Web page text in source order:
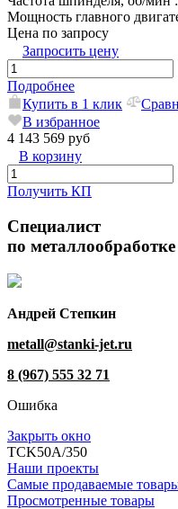
Мощность главного
Цена по запросу
Запросить цену
Подробнее
Купить в 1 клик
В избранное
4 143 569 руб
В корзину
Получить КП
Специалист
по металлообработке
Андрей Степкин
metall@stanki-jet.ru
8 (967) 555 32 71
Ошибка
Закрыть окно
TCK50A/350
Наши проекты
Самые продаваемые
Просмотренные товары